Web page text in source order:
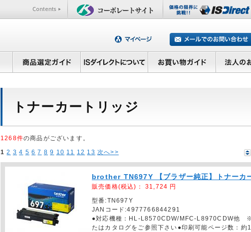
トナーカートリッジ
1268件の商品がございます。
1 2 3 4 5 6 7 8 9 10 11 12 13 次へ>>
brother TN697Y 【ブラザー純正】トナーカ
販売価格(税込)： 31,724 円
型番:TN697Y
JANコード:4977766844291
●対応機種：HL-L8570CDW/MFC-L8970CDW他 ※
たはカタログをご参照下さい●印刷可能ページ数：